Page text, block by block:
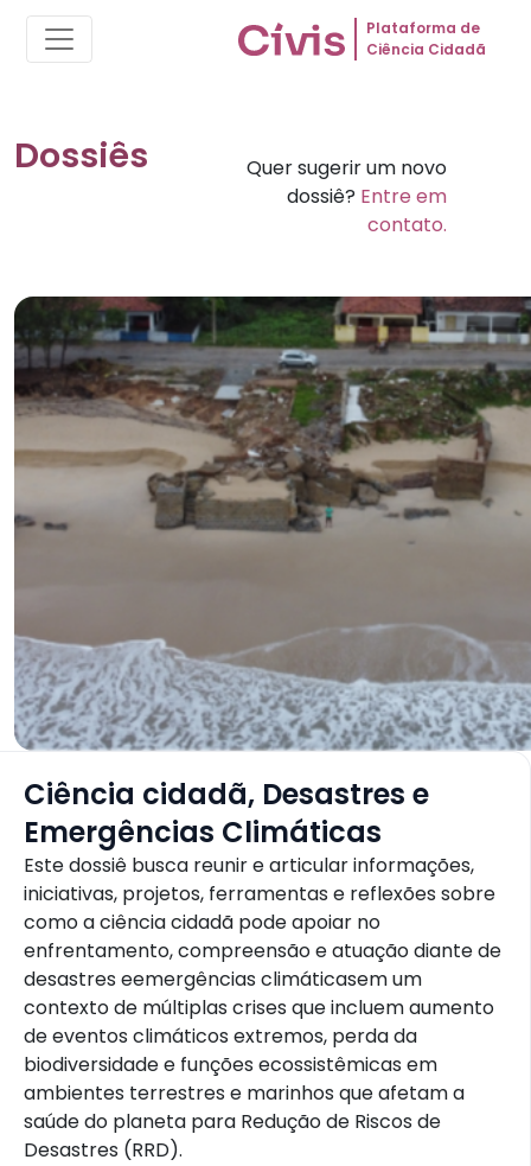
Plataforma de
Ciência Cidadã
Dossiês
Quer sugerir um novo
dossiê? Entre em
contato.
Ciência cidadã, Desastres e
Emergências Climáticas
Este dossiê busca reunir e articular informações,
iniciativas, projetos, ferramentas e reflexões sobre
como a ciência cidadã pode apoiar no
enfrentamento, compreensão e atuação diante de
desastres eemergências climáticasem um
contexto de múltiplas crises que incluem aumento
de eventos climáticos extremos, perda da
biodiversidade e funções ecossistêmicas em
ambientes terrestres e marinhos que afetam a
saúde do planeta para Redução de Riscos de
Desastres (RRD).